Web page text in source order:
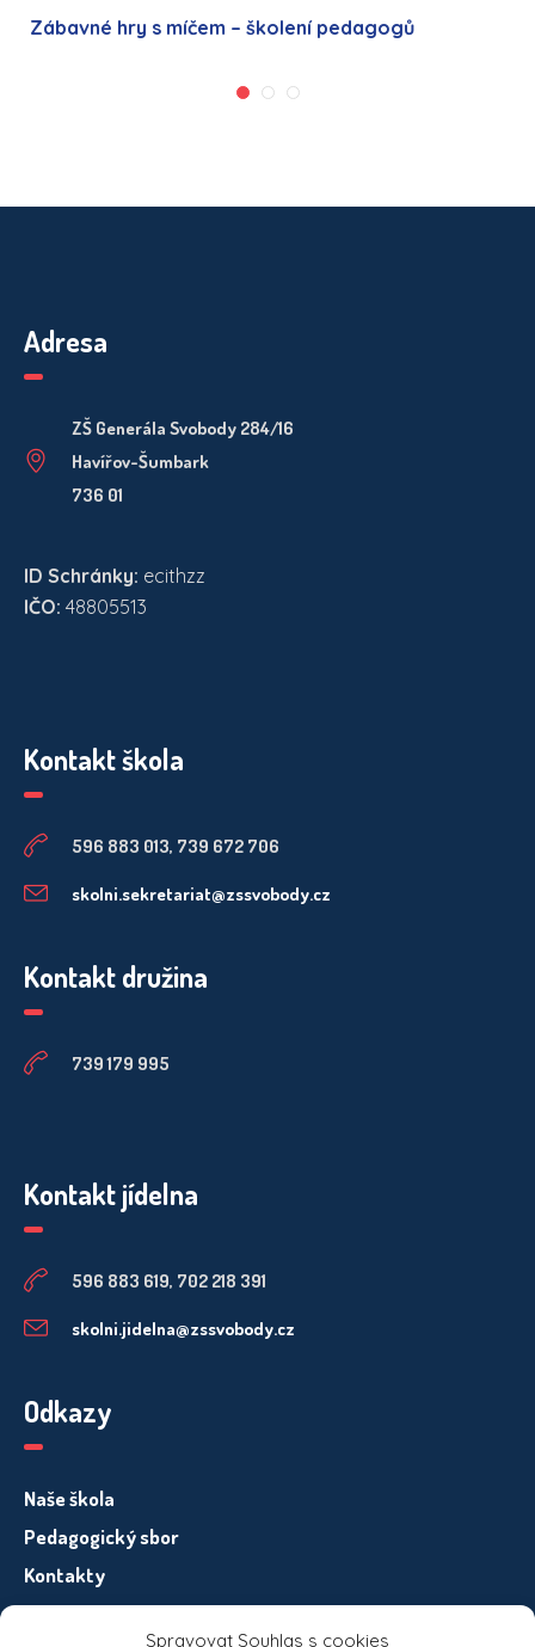
Spravovat Souhlas s cookies
Zábavné hry s míčem – školení pedagogů
Adresa
ZŠ Generála Svobody 284/16
Havířov-Šumbark
736 01
ID Schránky: ecithzz
IČO: 48805513
Kontakt škola
596 883 013, 739 672 706
skolni.sekretariat@zssvobody.cz
Kontakt družina
739 179 995
Kontakt jídelna
596 883 619, 702 218 391
skolni.jidelna@zssvobody.cz
Odkazy
Naše škola
Pedagogický sbor
Kontakty